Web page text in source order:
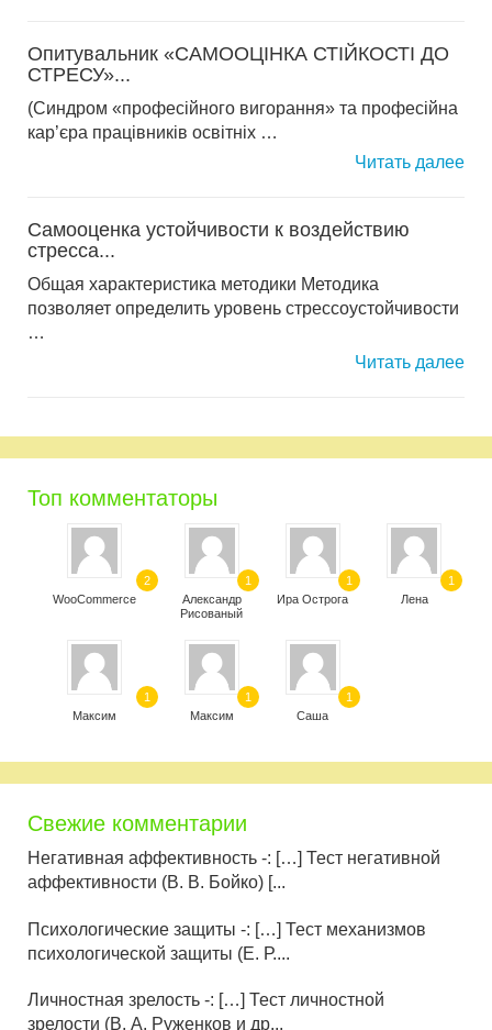
Опитувальник «САМООЦІНКА СТІЙКОСТІ ДО
СТРЕСУ»...
(Синдром «професійного вигорання» та професійна
кар’єра працівників освітніх …
Читать далее
Самооценка устойчивости к воздействию
стресса...
Общая характеристика методики Методика
позволяет определить уровень стрессоустойчивости
…
Читать далее
Топ комментаторы
WooCommerce
2
Александр
Рисованый
1
Ира Острога
1
Лена
1
Максим
1
Максим
1
Саша
1
Свежие комментарии
Негативная аффективность -: […] Тест негативной
аффективности (В. В. Бойко) [...
Психологические защиты -: […] Тест механизмов
психологической защиты (Е. Р....
Личностная зрелость -: […] Тест личностной
зрелости (В. А. Руженков и др...